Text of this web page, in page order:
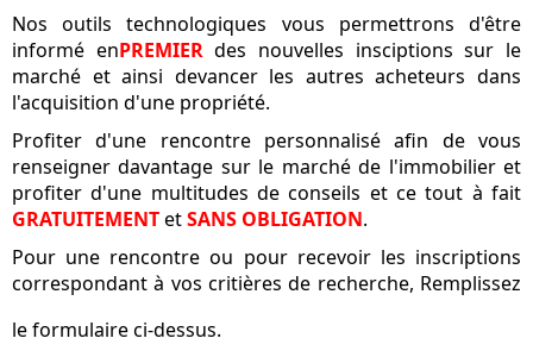
Nos outils technologiques vous permettrons d'être
informé enPREMIERdes nouvelles insciptions sur le
marché et ainsi devancer les autres acheteurs dans
l'acquisition d'une propriété.
Profiter d'une rencontre personnalisé afin de vous
renseigner davantage sur le marché de l'immobilier et
profiter d'une multitudes de conseils et ce tout à fait
GRATUITEMENTetSANS OBLIGATION.
Pour une rencontre ou pour recevoir les inscriptions
correspondant à vos critières de recherche, Remplissez
le formulaire ci-dessus.